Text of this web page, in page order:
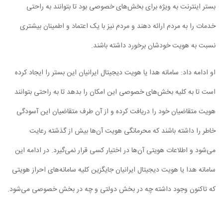
بستر اینترنت به ویژه برای بخش‌های خصوصی بود تا بتوانند به راحتی
خدمات را به مردم ارائه دهند و مردم نیز با یک اعتماد و اطمینان بیشتری
نسبت به هویت خودشان برخورد داشته باشند.
او ادامه داد: سامانه هدا یا هویت دیجیتال ایرانیان این بستر را ایجاد کرده
است تا به کلیه بخش‌های خصوصی این امکان را بدهد تا به راحتی بتوانند
هویت متقاضیان خود را دریافت کرده و از آن طرف متقاضیان این آسودگی
خاطر را داشته باشند که محرمانگی هویت آن‌ها بیش از گذشته رعایت
می‌شود و اطلاعات هویتی آن‌ها در اختیار کسی قرار نمی‌گیرد. در ادامه این
سامانه هدا یا هویت دیجیتال ایرانیان جایگزین کلیه سامانه‌های احراز هویتی
که تاکنون وجود داشته چه در بخش دولتی و چه در بخش خصوصی می‌شود.